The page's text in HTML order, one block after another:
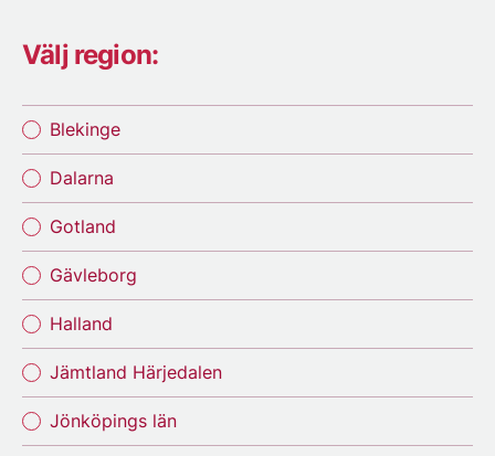
Välj region:
Blekinge
Dalarna
Gotland
Gävleborg
Halland
Jämtland Härjedalen
Jönköpings län